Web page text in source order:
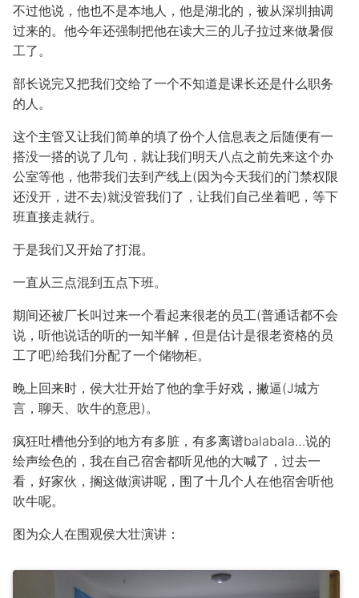
不过他说，他也不是本地人，他是湖北的，被从深圳抽调
过来的。他今年还强制把他在读大三的儿子拉过来做暑假
工了。
部长说完又把我们交给了一个不知道是课长还是什么职务
的人。
这个主管又让我们简单的填了份个人信息表之后随便有一
搭没一搭的说了几句，就让我们明天八点之前先来这个办
公室等他，他带我们去到产线上(因为今天我们的门禁权限
还没开，进不去)就没管我们了，让我们自己坐着吧，等下
班直接走就行。
于是我们又开始了打混。
一直从三点混到五点下班。
期间还被厂长叫过来一个看起来很老的员工(普通话都不会
说，听他说话的听的一知半解，但是估计是很老资格的员
工了吧)给我们分配了一个储物柜。
晚上回来时，侯大壮开始了他的拿手好戏，撇逼(J城方
言，聊天、吹牛的意思)。
疯狂吐槽他分到的地方有多脏，有多离谱balabala…说的
绘声绘色的，我在自己宿舍都听见他的大喊了，过去一
看，好家伙，搁这做演讲呢，围了十几个人在他宿舍听他
吹牛呢。
图为众人在围观侯大壮演讲：